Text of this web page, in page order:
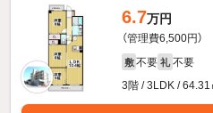
6.7万円
（管理費6,500円）
敷 不要 礼 不要
3階 / 3LDK / 64.31